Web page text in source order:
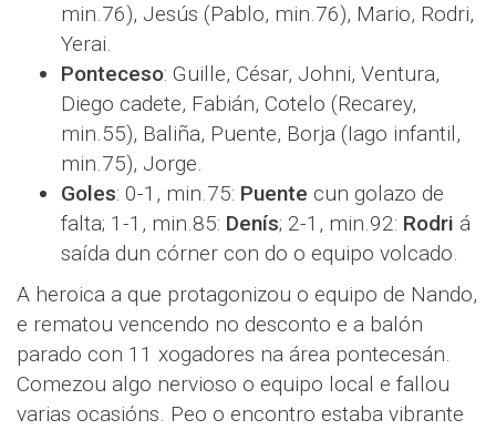
min.76), Jesús (Pablo, min.76), Mario, Rodri,
Yerai.
Ponteceso: Guille, César, Johni, Ventura,
Diego cadete, Fabián, Cotelo (Recarey,
min.55), Baliña, Puente, Borja (Iago infantil,
min.75), Jorge.
Goles: 0-1, min.75: Puente cun golazo de
falta; 1-1, min.85: Denís; 2-1, min.92: Rodri á
saída dun córner con do o equipo volcado.
A heroica a que protagonizou o equipo de Nando,
e rematou vencendo no desconto e a balón
parado con 11 xogadores na área pontecesán.
Comezou algo nervioso o equipo local e fallou
varias ocasións. Peo o encontro estaba vibrante